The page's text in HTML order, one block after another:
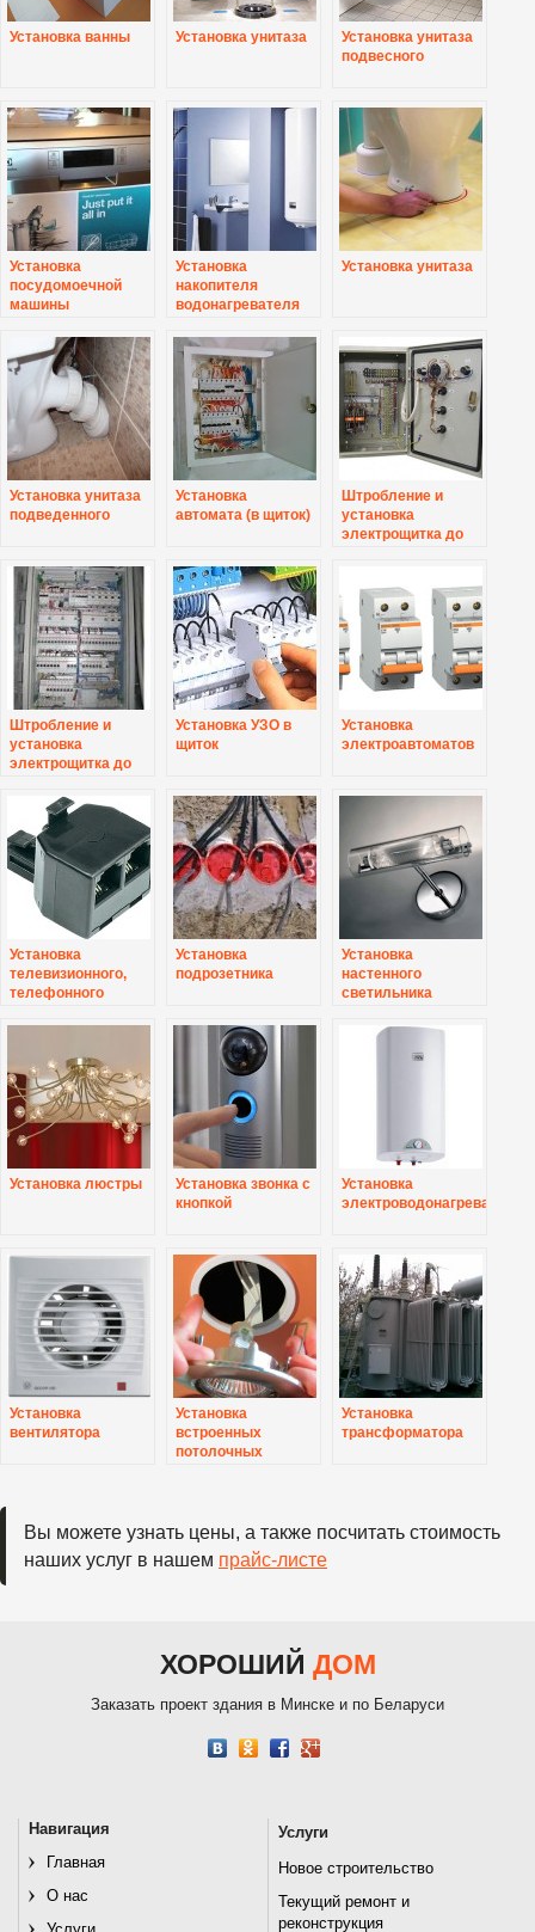
Установка ванны Установка унитаза
Установка унитаза
подвесного
Установка
посудомоечной
машины
Установка
накопителя
водонагревателя
Установка унитаза
Установка унитаза
подведенного
Установка
автомата (в щиток)
Штробление и
установка
электрощитка до
Штробление и
установка
электрощитка до
Установка УЗО в
щиток
Установка
электроавтоматов
Установка
телевизионного,
телефонного
Установка
подрозетника
Установка
настенного
светильника
Установка люстры
Установка звонка с
кнопкой
Установка
электроводонагревателя
Установка
вентилятора
Установка
встроенных
потолочных
Установка
трансформатора
Вы можете узнать цены, а также посчитать стоимость
наших услуг в нашем прайс-листе
ХОРОШИЙ ДОМ
Заказать проект здания в Минске и по Беларуси
Навигация
Главная
О нас
Услуги
Услуги
Новое строительство
Текущий ремонт и
реконструкция